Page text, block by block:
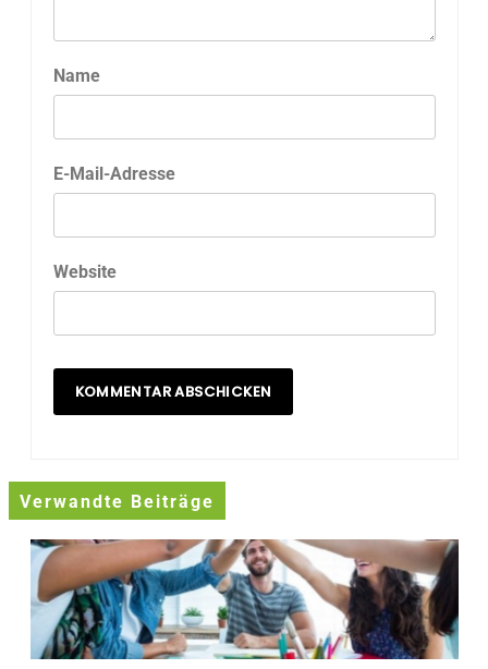
Name
E-Mail-Adresse
Website
Verwandte Beiträge